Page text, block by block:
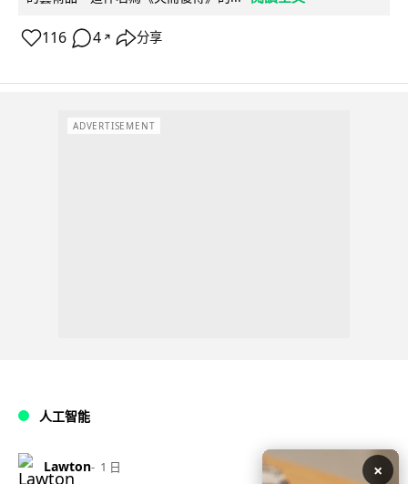
116 4 ↗ 分享
ADVERTISEMENT
人工智能
Lawton 1 日 ×